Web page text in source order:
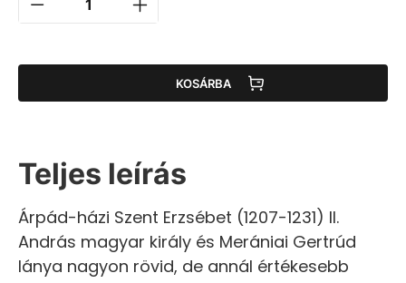
KOSÁRBA
Teljes leírás
Árpád-házi Szent Erzsébet (1207-1231) II.
András magyar király és Merániai Gertrúd
lánya nagyon rövid, de annál értékesebb